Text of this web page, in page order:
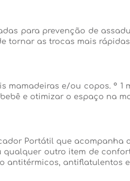
para prevenção de
tornar as trocas mais
mamadeiras e/ou copos. °
e otimizar o espaço na
Portátil que
qualquer outro item de
antitérmicos, antiflatulentos